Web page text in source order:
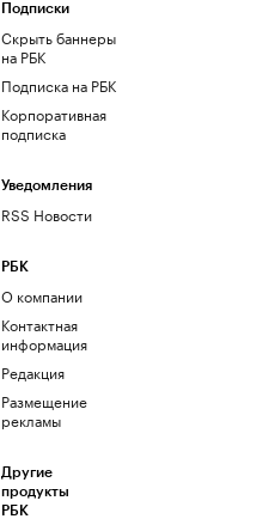
Подписки
Скрыть баннеры
на РБК
Подписка на РБК
Корпоративная
подписка
Уведомления
RSS Новости
РБК
О компании
Контактная
информация
Редакция
Размещение
рекламы
Другие
продукты
РБК